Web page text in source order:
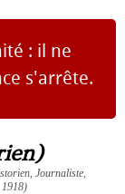
: il ne
s'arrête.
Journaliste,
1918)